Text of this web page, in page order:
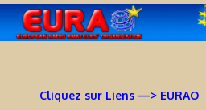
Cliquez sur Liens —> EURAO